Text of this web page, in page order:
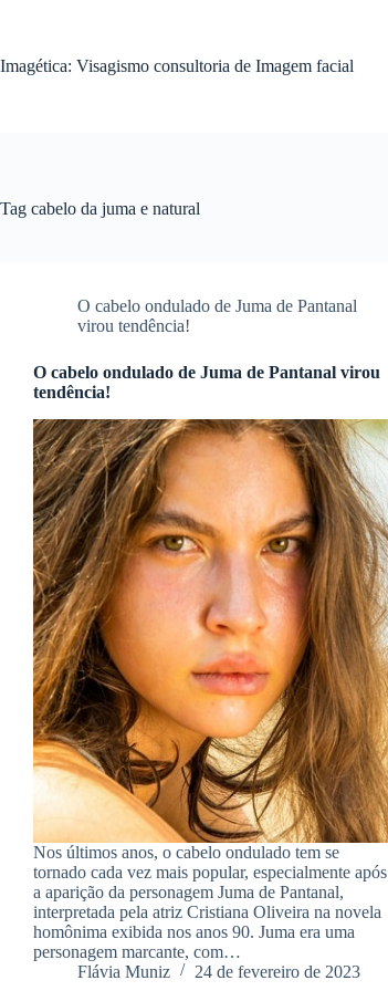
conteúdo
Imagética: Visagismo consultoria de Imagem facial
Tag cabelo da juma e natural
O cabelo ondulado de Juma de Pantanal
virou tendência!
O cabelo ondulado de Juma de Pantanal virou
tendência!
Nos últimos anos, o cabelo ondulado tem se
tornado cada vez mais popular, especialmente após
a aparição da personagem Juma de Pantanal,
interpretada pela atriz Cristiana Oliveira na novela
homônima exibida nos anos 90. Juma era uma
personagem marcante, com…
Flávia Muniz
24 de fevereiro de 2023